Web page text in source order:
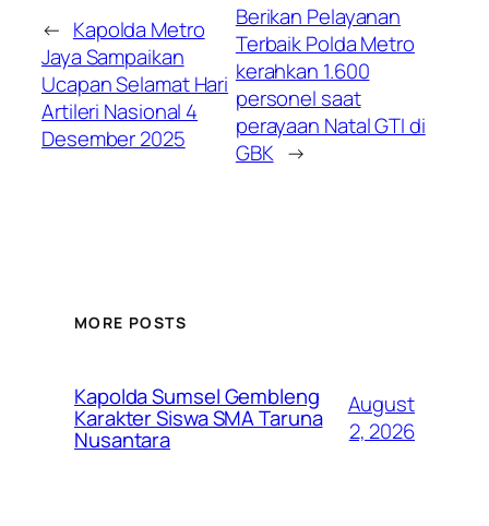
← Kapolda Metro
Jaya Sampaikan
Ucapan Selamat Hari
Artileri Nasional 4
Desember 2025
Berikan Pelayanan
Terbaik Polda Metro
kerahkan 1.600
personel saat
perayaan Natal GTI di
GBK →
MORE POSTS
Kapolda Sumsel Gembleng
Karakter Siswa SMA Taruna
Nusantara
August
2, 2026